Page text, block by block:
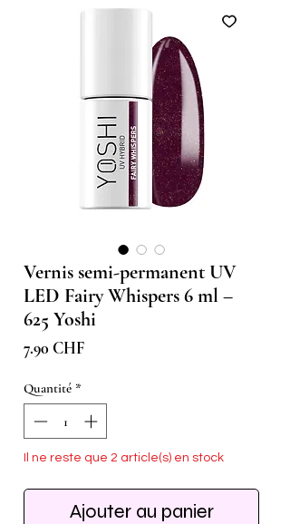
Vernis semi-permanent UV
LED Fairy Whispers 6 ml –
625 Yoshi
7.90 CHFPrix
Quantité *
Il ne reste que 2 article(s) en stock
Ajouter au panier